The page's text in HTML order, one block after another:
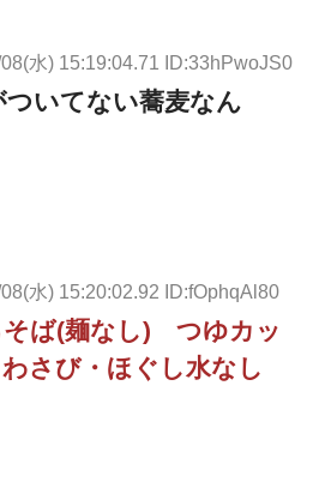
水) 15:19:04.71 ID:33hPwoJS0
いてない蕎麦なん
水) 15:20:02.92 ID:fOphqAl80
そば(麺なし) つゆカッ
さび・ほぐし水なし